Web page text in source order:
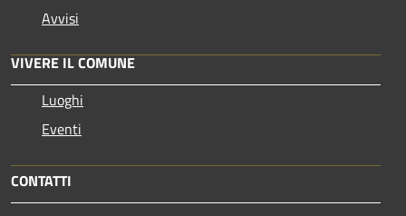
Avvisi
VIVERE IL COMUNE
Luoghi
Eventi
CONTATTI